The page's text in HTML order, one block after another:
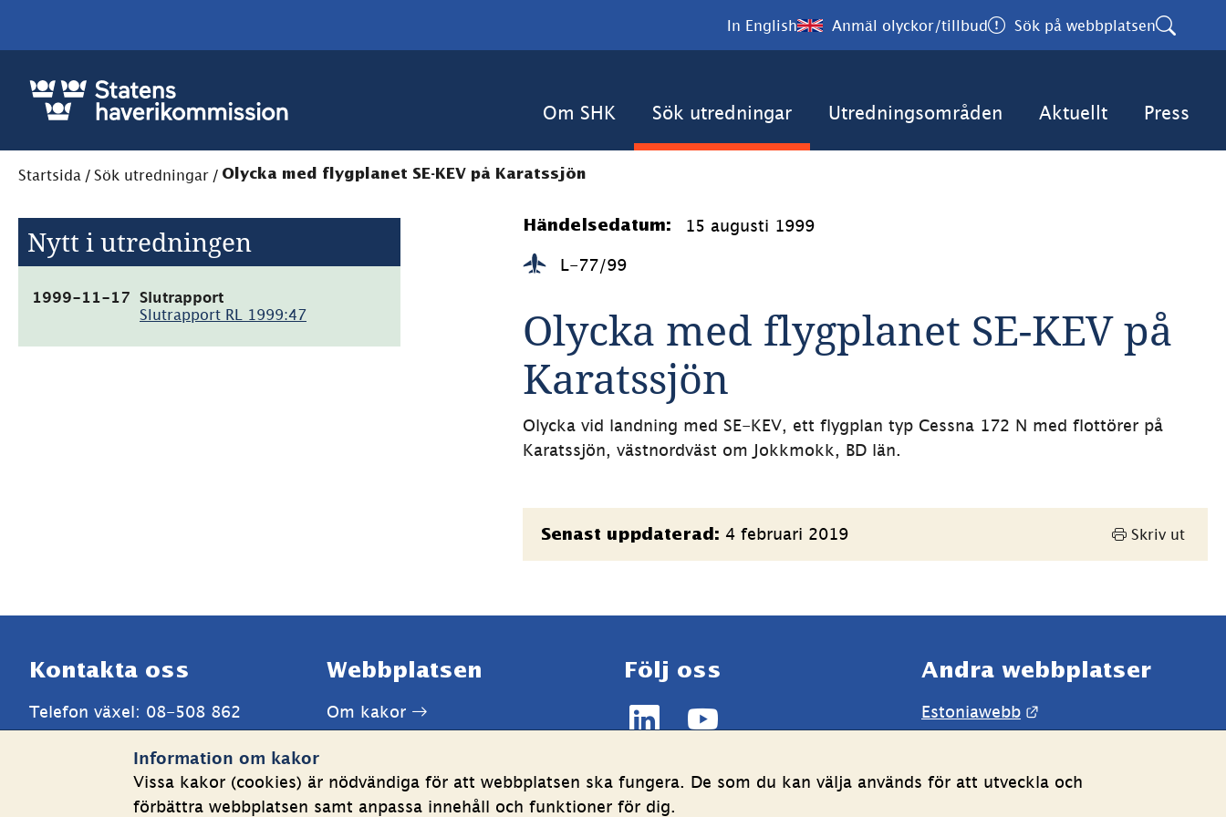
Information om kakor
Vissa kakor (cookies) är nödvändiga för att webbplatsen ska fungera. De som du kan välja används för att utveckla och
förbättra webbplatsen samt anpassa innehåll och funktioner för dig.
In English Anmäl olyckor/tillbud Sök på webbplatsen
Om SHK Sök utredningar Utredningsområden Aktuellt Press
Startsida / Sök utredningar / Olycka med flygplanet SE-KEV på Karatssjön
Nytt i utredningen
1999-11-17
Slutrapport
Slutrapport RL 1999:47
(pdf,
Händelsedatum: 15 augusti 1999
L-77/99
Olycka med flygplanet SE-KEV på
Karatssjön
Olycka vid landning med SE-KEV, ett flygplan typ Cessna 172 N med flottörer på
Karatssjön, västnordväst om Jokkmokk, BD län.
Sidinformation
Senast uppdaterad: 4 februari 2019 Skriv ut
Kontakta oss
Telefon växel: 08-508 862
info@shk.se
Mer kontaktuppgifter
Webbplatsen
Om kakor
Följ oss
LinkedIn
till
annan
YouTube
till
Andra webbplatser
Estoniawebb